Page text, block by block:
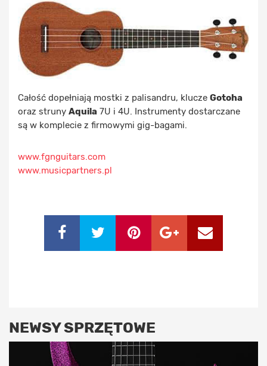
Całość dopełniają mostki z palisandru, klucze Gotoha
oraz struny Aquila 7U i 4U. Instrumenty dostarczane
są w komplecie z firmowymi gig-bagami.
www.fgnguitars.com
www.musicpartners.pl
NEWSY SPRZĘTOWE